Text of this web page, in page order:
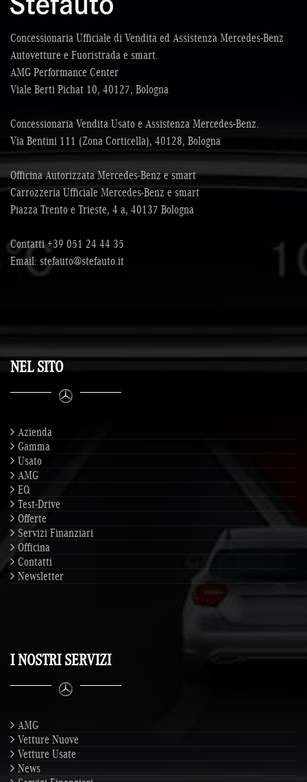
Concessionaria Ufficiale di Vendita ed Assistenza Mercedes-Benz
Autovetture e Fuoristrada e smart.
AMG Performance Center
Viale Berti Pichat 10, 40127, Bologna
Concessionaria Vendita Usato e Assistenza Mercedes-Benz.
Via Bentini 111 (Zona Corticella), 40128, Bologna
Officina Autorizzata Mercedes-Benz e smart
Carrozzeria Ufficiale Mercedes-Benz e smart
Piazza Trento e Trieste, 4 a, 40137 Bologna
Contatti+39 051 24 44 35
Email: stefauto@stefauto.it
NEL SITO
Azienda
Gamma
Usato
AMG
EQ
Test-Drive
Offerte
Servizi Finanziari
Officina
Contatti
Newsletter
I NOSTRI SERVIZI
AMG
Vetture Nuove
Vetture Usate
News